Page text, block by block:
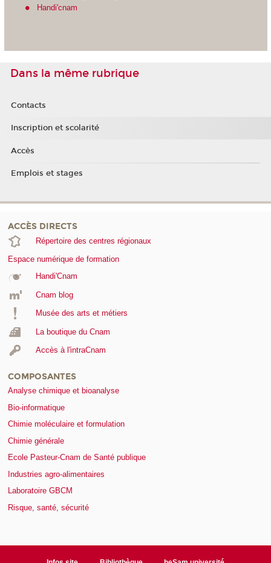
Handi'cnam
Dans la même rubrique
Contacts
Inscription et scolarité
Accès
Emplois et stages
ACCÈS DIRECTS
Répertoire des centres régionaux
Espace numérique de formation
Handi'Cnam
Cnam blog
Musée des arts et métiers
La boutique du Cnam
Accès à l'intraCnam
COMPOSANTES
Analyse chimique et bioanalyse
Bio-informatique
Chimie moléculaire et formulation
Chimie générale
Ecole Pasteur-Cnam de Santé publique
Industries agro-alimentaires
Laboratoire GBCM
Risque, santé, sécurité